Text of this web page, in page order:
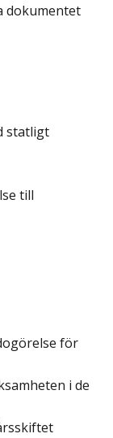
dokumentet
statligt
till
för
i de